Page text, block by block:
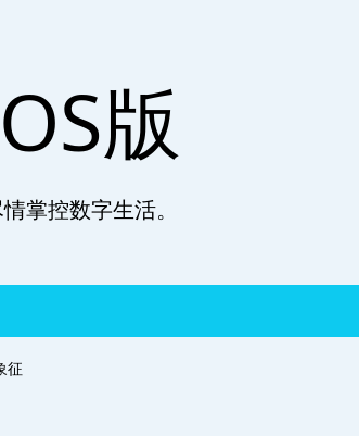
版
掌控数字生活。
征